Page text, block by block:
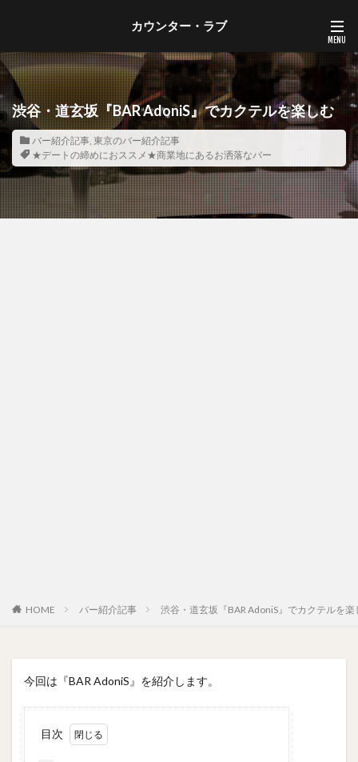
カウンター・ラブ
渋谷・道玄坂『BAR AdoniS』でカクテルを楽しむ
バー紹介記事, 東京のバー紹介記事
★デートの締めにおススメ★商業地にあるお洒落なバー
HOME バー紹介記事 渋谷・道玄坂『BAR AdoniS』でカクテルを楽
今回は『BAR AdoniS』を紹介します。
目次